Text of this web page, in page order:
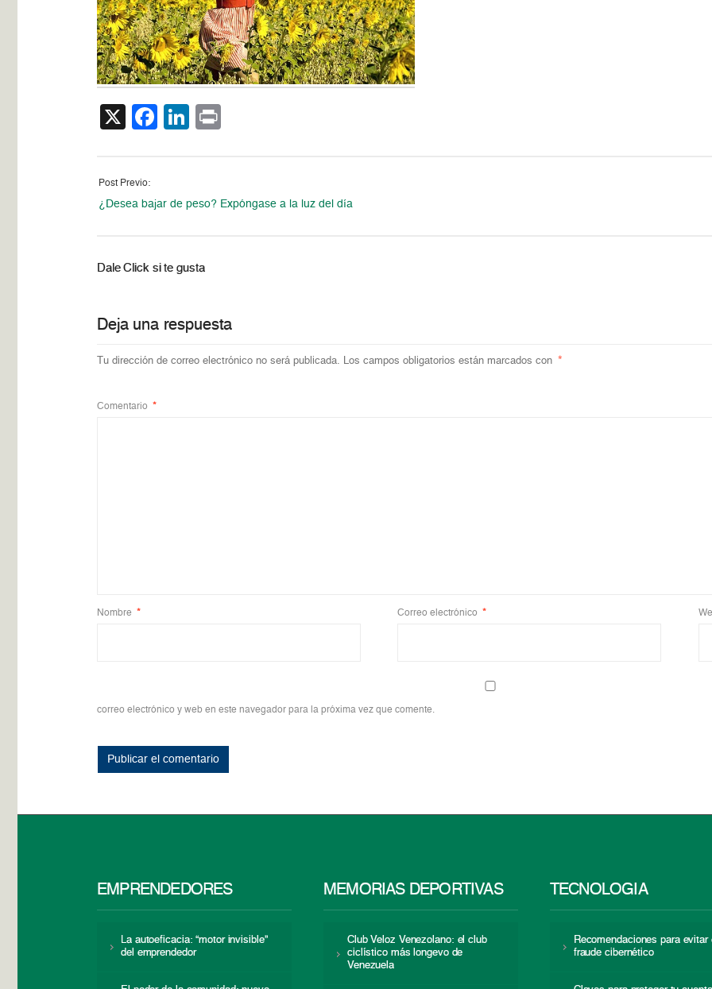
X Facebook
LinkedIn
Post Previo:
¿Desea bajar de peso? Expóngase a la luz del día
Dale Click si te gusta
Deja una respuesta
Tu dirección de correo electrónico no será publicada. Los campos obligatorios están marcados con *
Comentario *
Nombre * Correo electrónico *
correo electrónico y web en este navegador para la próxima vez que comente.
EMPRENDEDORES
La autoeficacia: “motor invisible”
del emprendedor
MEMORIAS DEPORTIVAS
Club Veloz Venezolano: el club
ciclístico más longevo de
Venezuela
TECNOLOGÍA
Recomendaciones para evitar
fraude cibernético